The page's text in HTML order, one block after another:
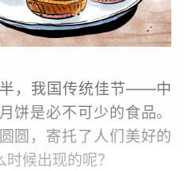
，我国传统佳节——中
饼是必不可少的食品。
圆，寄托了人们美好的
候出现的呢？